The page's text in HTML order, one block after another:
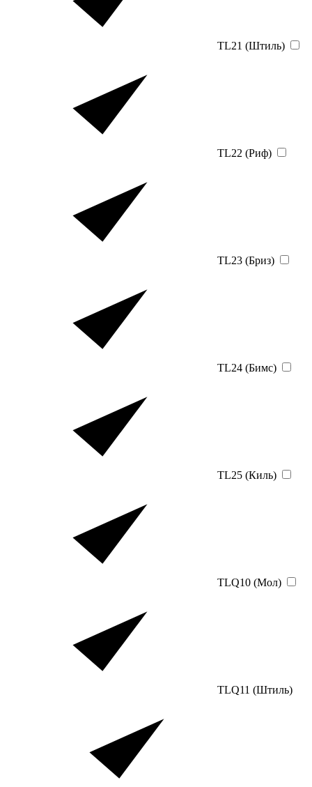
TL21 (Штиль)
TL22 (Риф)
TL23 (Бриз)
TL24 (Бимс)
TL25 (Киль)
TLQ10 (Мол)
TLQ11 (Штиль)